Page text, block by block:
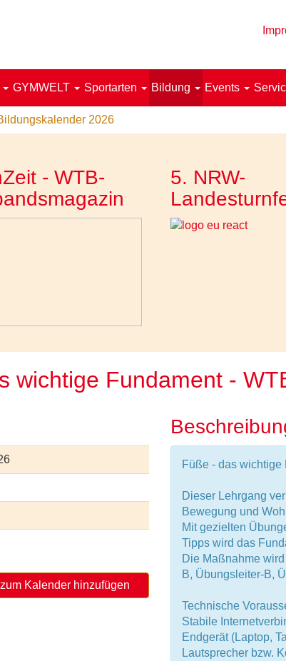
GYMWELT Sportarten Bildung Events
2026
- WTB-
5. NRW-
wichtige Fundament -
zum Kalender hinzufügen
Füße - das wichtige
Dieser Lehrgang
Bewegung und
Mit gezielten
Tipps wird das
Die Maßnahme
B, Übungsleiter-B,
Technische
Stabile
Endgerät (Laptop,
Lautsprecher bzw.